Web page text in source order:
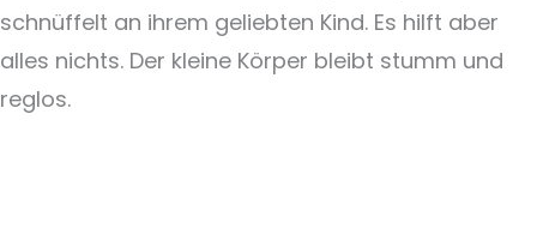
schnüffelt an ihrem geliebten Kind. Es hilft aber
alles nichts. Der kleine Körper bleibt stumm und
reglos.